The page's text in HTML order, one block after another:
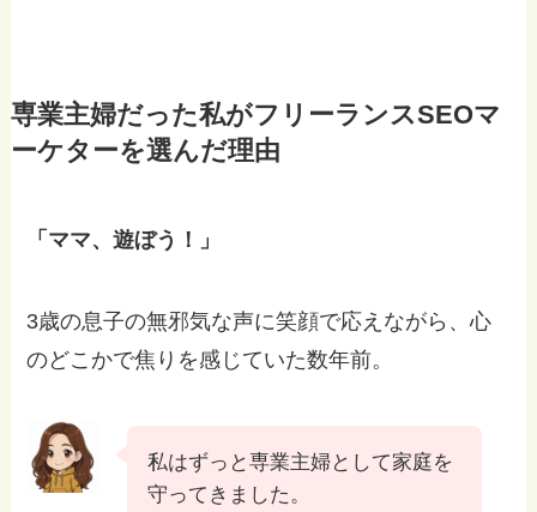
専業主婦だった私がフリーランスSEOマ
ーケターを選んだ理由
「ママ、遊ぼう！」
3歳の息子の無邪気な声に笑顔で応えながら、心
のどこかで焦りを感じていた数年前。
私はずっと専業主婦として家庭を
守ってきました。